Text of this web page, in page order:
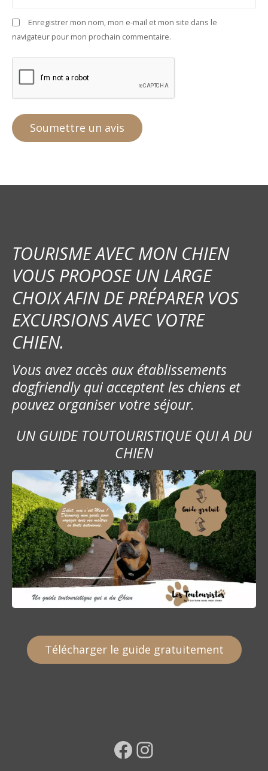
Enregistrer mon nom, mon e-mail et mon site dans le
navigateur pour mon prochain commentaire.
TOURISME AVEC MON CHIEN
VOUS PROPOSE UN LARGE
CHOIX AFIN DE PRÉPARER VOS
EXCURSIONS AVEC VOTRE
CHIEN.
Vous avez accès aux établissements
dogfriendly qui acceptent les chiens et
pouvez organiser votre séjour.
UN GUIDE TOUTOURISTIQUE QUI A DU
CHIEN
Télécharger le guide gratuitement
Facebook Instagram